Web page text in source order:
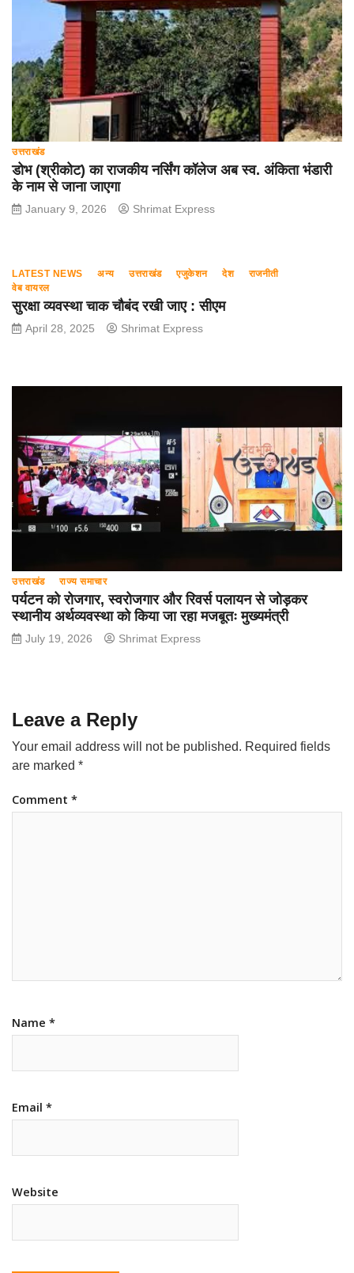
उत्तराखंड
डोभ (श्रीकोट) का राजकीय नर्सिंग कॉलेज अब स्व. अंकिता भंडारी
के नाम से जाना जाएगा
January 9, 2026 Shrimat Express
LATEST NEWS अन्य उत्तराखंड एजुकेशन देश
राजनीती
वेब वायरल
सुरक्षा व्यवस्था चाक चौबंद रखी जाए : सीएम
April 28, 2025 Shrimat Express
उत्तराखंड राज्य समाचार
पर्यटन को रोजगार, स्वरोजगार और रिवर्स पलायन से जोड़कर
स्थानीय अर्थव्यवस्था को किया जा रहा मजबूतः मुख्यमंत्री
July 19, 2026 Shrimat Express
Leave a Reply
Your email address will not be published. Required fields
are marked *
Comment *
Name *
Email *
Website